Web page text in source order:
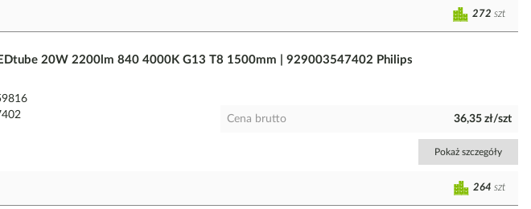
272 szt
20W 2200lm 840 4000K G13 T8 1500mm | 929003547402 Philips
Cena brutto 36,35 zł/szt
Pokaż szczegóły
264 szt